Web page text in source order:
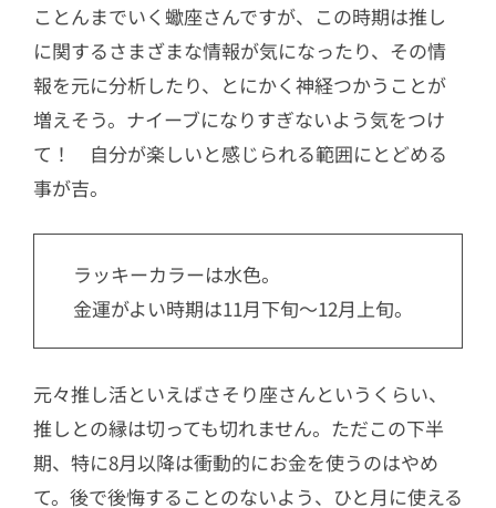
ことんまでいく蠍座さんですが、この時期は推し
に関するさまざまな情報が気になったり、その情
報を元に分析したり、とにかく神経つかうことが
増えそう。ナイーブになりすぎないよう気をつけ
て！ 自分が楽しいと感じられる範囲にとどめる
事が吉。
ラッキーカラーは水色。
金運がよい時期は11月下旬〜12月上旬。
元々推し活といえばさそり座さんというくらい、
推しとの縁は切っても切れません。ただこの下半
期、特に8月以降は衝動的にお金を使うのはやめ
て。後で後悔することのないよう、ひと月に使える